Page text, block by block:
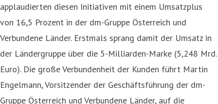
applaudierten diesen Initiativen mit einem Umsatzplus
von 16,5 Prozent in der dm-Gruppe Österreich und
Verbundene Länder. Erstmals sprang damit der Umsatz in
der Ländergruppe über die 5-Milliarden-Marke (5,248 Mrd.
Euro). Die große Verbundenheit der Kunden führt Martin
Engelmann, Vorsitzender der Geschäftsführung der dm-
Gruppe Österreich und Verbundene Länder, auf die